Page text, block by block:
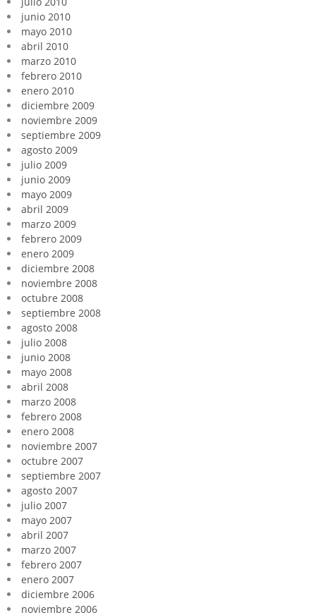
junio 2010
mayo 2010
abril 2010
marzo 2010
febrero 2010
enero 2010
diciembre 2009
noviembre 2009
septiembre 2009
agosto 2009
julio 2009
junio 2009
mayo 2009
abril 2009
marzo 2009
febrero 2009
enero 2009
diciembre 2008
noviembre 2008
octubre 2008
septiembre 2008
agosto 2008
julio 2008
junio 2008
mayo 2008
abril 2008
marzo 2008
febrero 2008
enero 2008
noviembre 2007
octubre 2007
septiembre 2007
agosto 2007
julio 2007
mayo 2007
abril 2007
marzo 2007
febrero 2007
enero 2007
diciembre 2006
noviembre 2006